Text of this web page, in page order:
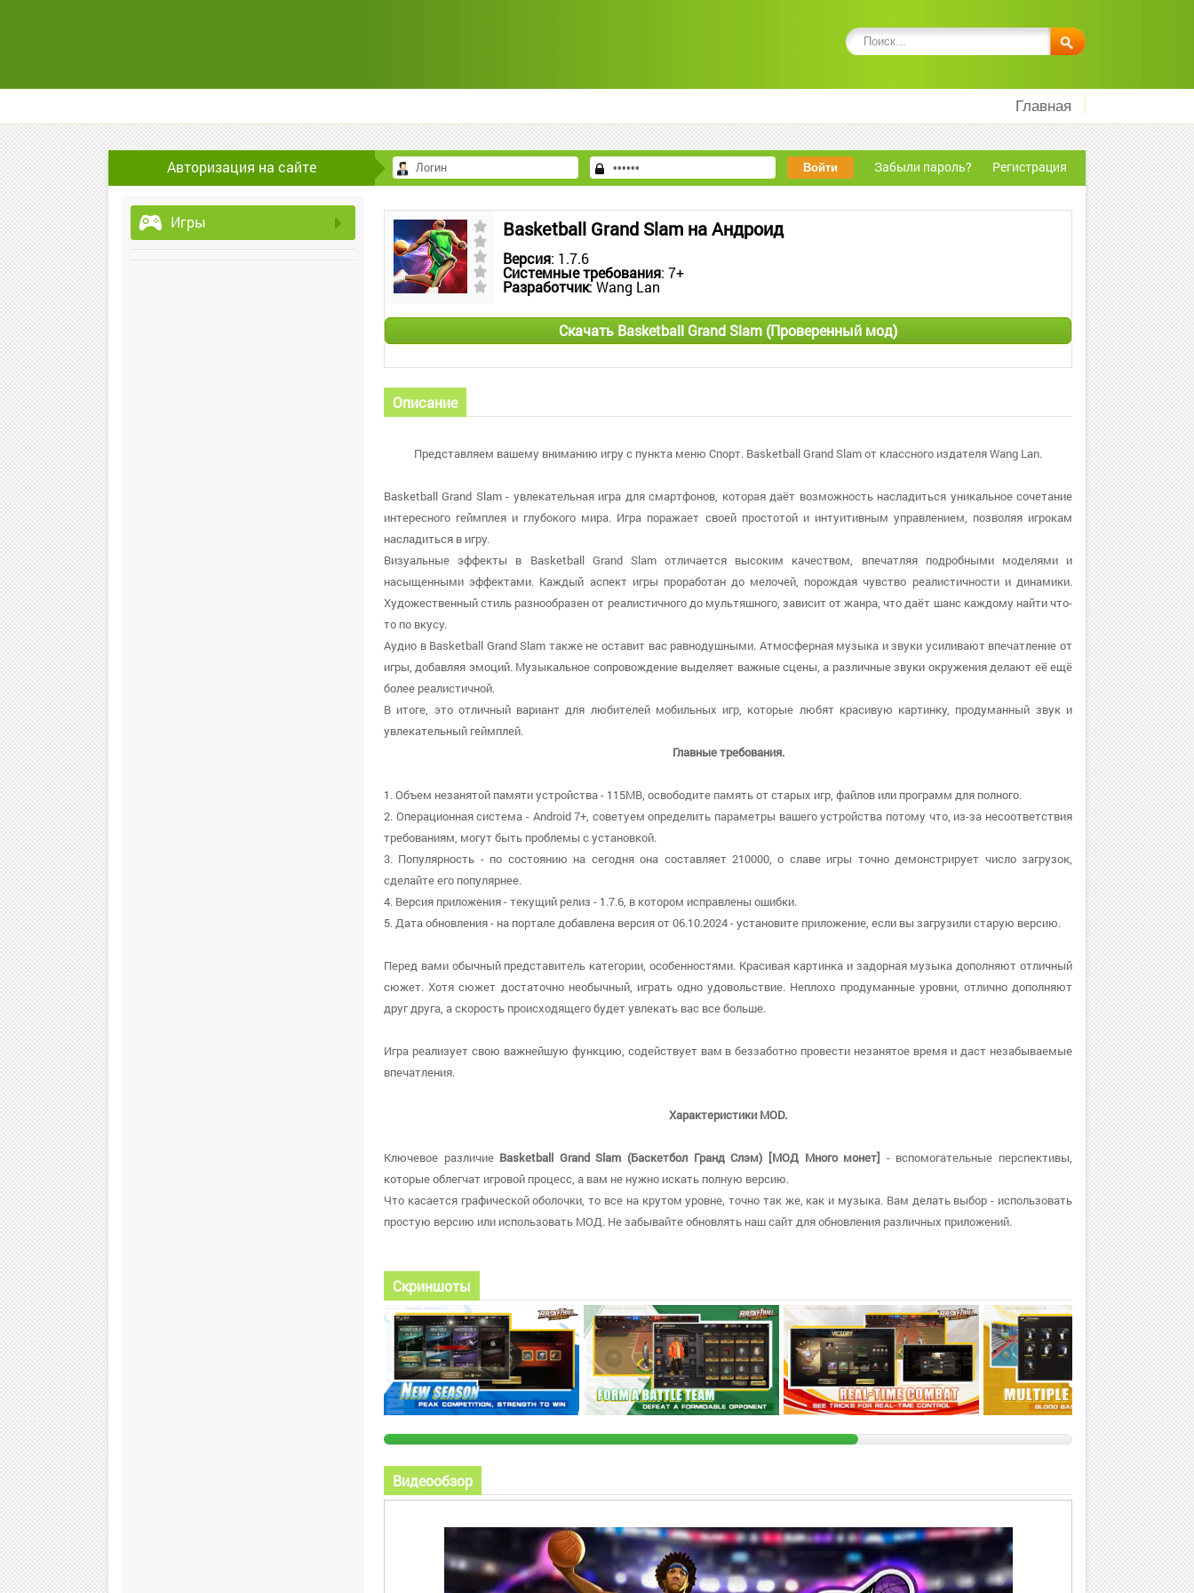
Главная
Авторизация на сайте Забыли пароль? Регистрация
Игры Basketball Grand Slam на Андроид
Версия: 1.7.6
Системные требования: 7+
Разработчик: Wang Lan
Скачать Basketball Grand Slam (Проверенный мод)
Описание
Представляем вашему вниманию игру с пункта меню Спорт. Basketball Grand Slam от классного издателя Wang Lan.
Basketball Grand Slam - увлекательная игра для смартфонов, которая даёт возможность насладиться уникальное сочетание
интересного геймплея и глубокого мира. Игра поражает своей простотой и интуитивным управлением, позволяя игрокам
насладиться в игру.
Визуальные эффекты в Basketball Grand Slam отличается высоким качеством, впечатляя подробными моделями и
насыщенными эффектами. Каждый аспект игры проработан до мелочей, порождая чувство реалистичности и динамики.
Художественный стиль разнообразен от реалистичного до мультяшного, зависит от жанра, что даёт шанс каждому найти что-
то по вкусу.
Аудио в Basketball Grand Slam также не оставит вас равнодушными. Атмосферная музыка и звуки усиливают впечатление от
игры, добавляя эмоций. Музыкальное сопровождение выделяет важные сцены, а различные звуки окружения делают её ещё
более реалистичной.
В итоге, это отличный вариант для любителей мобильных игр, которые любят красивую картинку, продуманный звук и
увлекательный геймплей.
Главные требования.
1. Объем незанятой памяти устройства - 115MB, освободите память от старых игр, файлов или программ для полного.
2. Операционная система - Android 7+, советуем определить параметры вашего устройства потому что, из-за несоответствия
требованиям, могут быть проблемы с установкой.
3. Популярность - по состоянию на сегодня она составляет 210000, о cлаве игры точно демонстрирует число загрузок,
сделайте его популярнее.
4. Версия приложения - текущий релиз - 1.7.6, в котором исправлены ошибки.
5. Дата обновления - на портале добавлена версия от 06.10.2024 - установите приложение, если вы загрузили старую версию.
Перед вами обычный представитель категории, особенностями. Красивая картинка и задорная музыка дополняют отличный
сюжет. Хотя сюжет достаточно необычный, играть одно удовольствие. Неплохо продуманные уровни, отлично дополняют
друг друга, а скорость происходящего будет увлекать вас все больше.
Игра реализует свою важнейшую функцию, содействует вам в беззаботно провести незанятое время и даст незабываемые
впечатления.
Характеристики MOD.
Ключевое различие Basketball Grand Slam (Баскетбол Гранд Слэм) [МОД Много монет] - вспомогательные перспективы,
которые облегчат игровой процесс, а вам не нужно искать полную версию.
Что касается графической оболочки, то все на крутом уровне, точно так же, как и музыка. Вам делать выбор - использовать
простую версию или использовать МОД. Не забывайте обновлять наш сайт для обновления различных приложений.
Скриншоты
Видеообзор